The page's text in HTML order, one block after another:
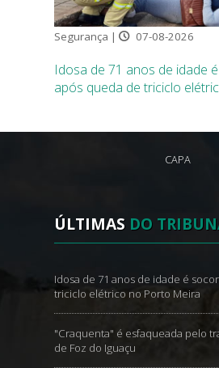
Segurança | 07-08-2026
Idosa de 71 anos de idade
após queda de triciclo
CAPA
ÚLTIMAS DO
Idosa de 71 anos de idade é
triciclo elétrico no Porto Meira
"Craquenta" é esfaqueada pelo
de Foz do Iguaçu